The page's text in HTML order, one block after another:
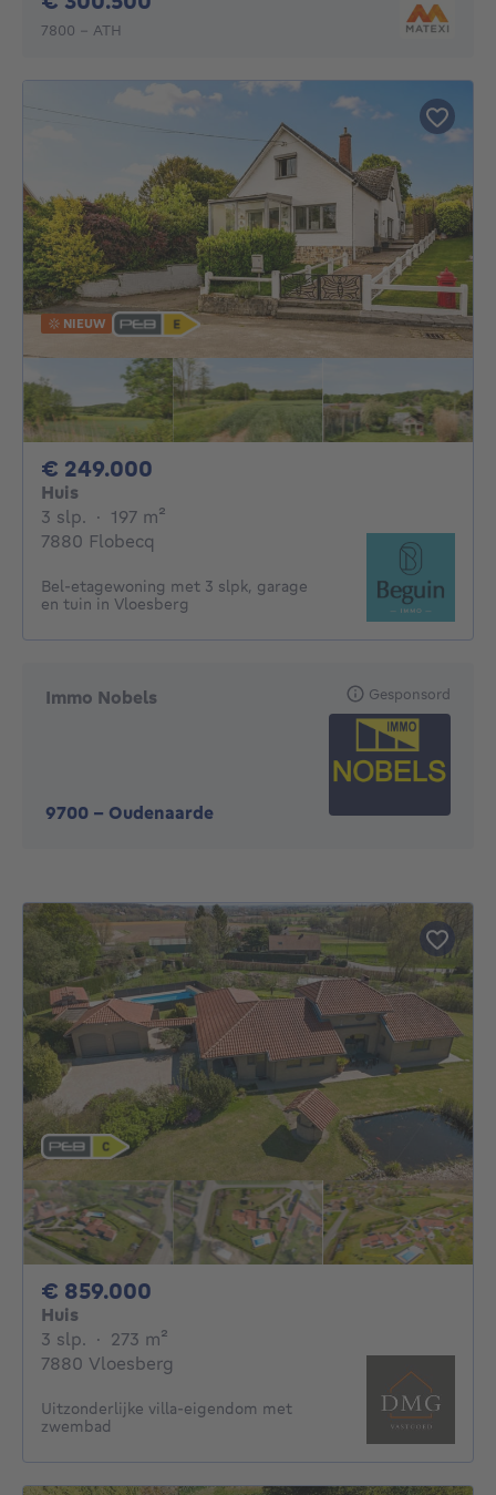
7800 - ATH
NIEUW
€ 249.000
Huis
3 slp. 3 slaapkamers
· 197 m²
7880 Flobecq
Bel-etagewoning met 3 slpk, garage
en tuin in Vloesberg
Immo Nobels
9700 - Oudenaarde
Gesponsord
€ 859.000
Huis
3 slp. 3 slaapkamers
· 273 m²
7880 Vloesberg
Uitzonderlijke villa-eigendom met
zwembad